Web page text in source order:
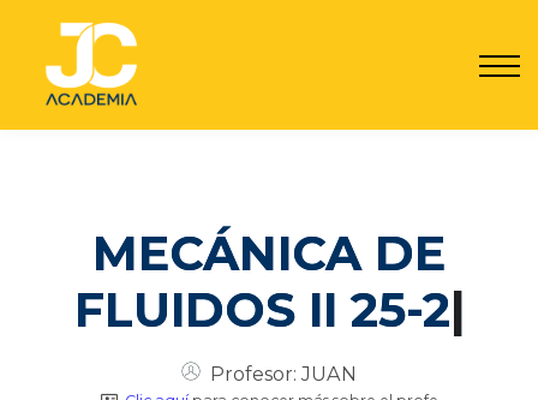
MECÁNICA DE
FLUIDOS II 25-26
Profesor: JUAN